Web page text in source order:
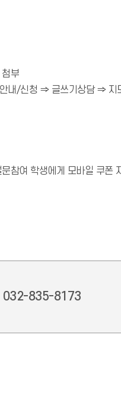
부
내/신청 ⇒ 글쓰기상담 ⇒ 지
참여 학생에게 모바일 쿠폰
032-835-8173